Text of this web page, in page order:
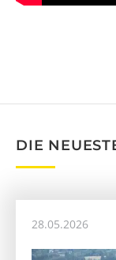
DIE
28.05.2026